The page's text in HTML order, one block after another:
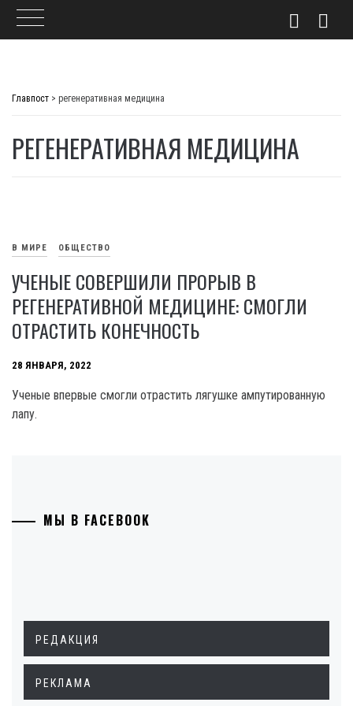
Главпост > регенеративная медицина
РЕГЕНЕРАТИВНАЯ МЕДИЦИНА
В МИРЕ ОБЩЕСТВО
УЧЕНЫЕ СОВЕРШИЛИ ПРОРЫВ В
РЕГЕНЕРАТИВНОЙ МЕДИЦИНЕ: СМОГЛИ
ОТРАСТИТЬ КОНЕЧНОСТЬ
28 ЯНВАРЯ, 2022
Ученые впервые смогли отрастить лягушке ампутированную
лапу.
МЫ В FACEBOOK
РЕДАКЦИЯ
РЕКЛАМА